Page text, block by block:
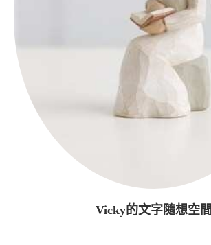
Vicky的文字隨想空間